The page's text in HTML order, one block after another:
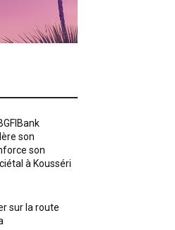
son
son
à Kousséri
sur la route